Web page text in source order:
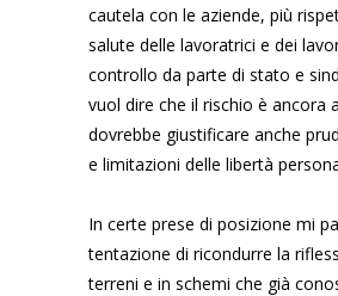
cautela con le aziende, più
salute delle lavoratrici e dei
controllo da parte di stato e
vuol dire che il rischio è ancora
dovrebbe giustificare anche
e limitazioni delle libertà
In certe prese di posizione mi
tentazione di ricondurre la
terreni e in schemi che già